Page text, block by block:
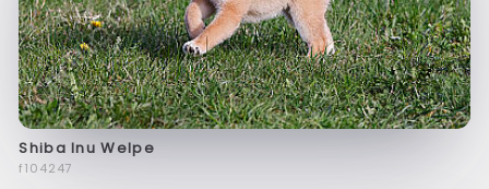
Shiba Inu Welpe
f104247